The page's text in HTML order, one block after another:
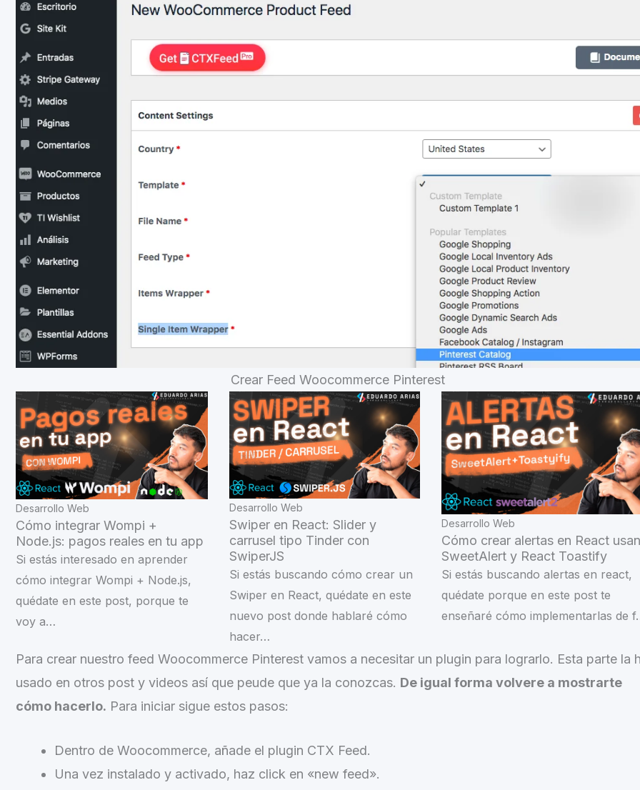
Crear Feed Woocommerce Pinterest
Desarrollo Web
Cómo integrar Wompi +
Node.js: pagos reales en tu app
Si estás interesado en aprender
cómo integrar Wompi + Node.js,
quédate en este post, porque te
voy a…
Desarrollo Web
Swiper en React: Slider y
carrusel tipo Tinder con
SwiperJS
Si estás buscando cómo crear un
Swiper en React, quédate en este
nuevo post donde hablaré cómo
hacer…
Desarrollo Web
Cómo crear alertas en React
SweetAlert y React Toastify
Si estás buscando alertas en react,
quédate porque en este post te
enseñaré cómo implementarlas de
Para crear nuestro feed Woocommerce Pinterest vamos a necesitar un plugin para lograrlo. Esta parte la
usado en otros post y videos así que peude que ya la conozcas. De igual forma volvere a mostrarte
cómo hacerlo. Para iniciar sigue estos pasos:
Dentro de Woocommerce, añade el plugin CTX Feed.
Una vez instalado y activado, haz click en «new feed».